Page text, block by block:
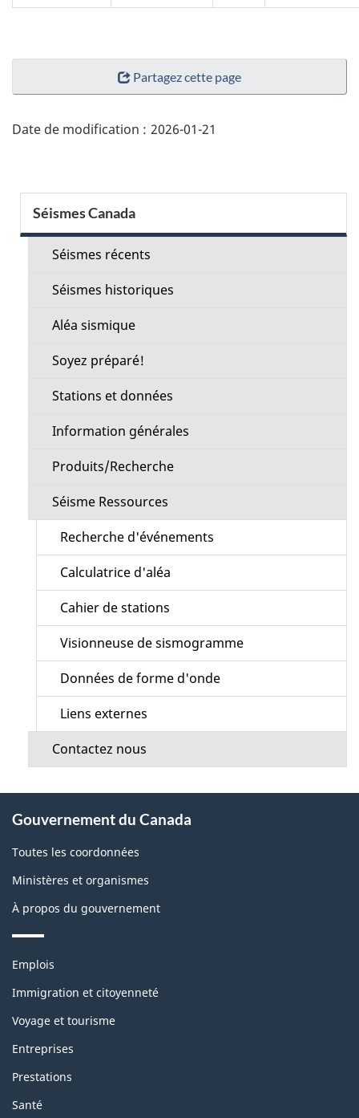
"Détails
page"
Partagez cette page
Date de modification : 2026-01-21
Menu
de
Séismes Canada
Séismes récents
Séismes historiques
Aléa sismique
Soyez préparé!
Stations et données
Information générales
Produits/Recherche
Séisme Ressources
Recherche d'événements
Calculatrice d'aléa
Cahier de stations
Visionneuse de sismogramme
Données de forme d'onde
Liens externes
Contactez nous
propos
de
ce
Gouvernement du Canada
Toutes les coordonnées
Ministères et organismes
À propos du gouvernement
Thèmes
sujets
Emplois
Immigration et citoyenneté
Voyage et tourisme
Entreprises
Prestations
Santé